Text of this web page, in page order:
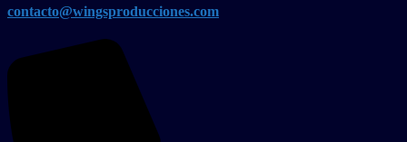
contacto@wingsproducciones.com